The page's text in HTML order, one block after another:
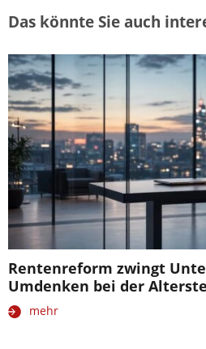
Das könnte Sie auch
Rentenreform zwingt
Umdenken bei der
mehr